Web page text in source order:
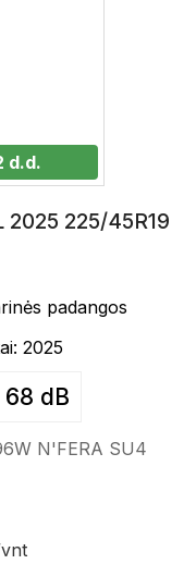
d.d.
2025 225/45R19
padangos
2025
68 dB
N'FERA SU4